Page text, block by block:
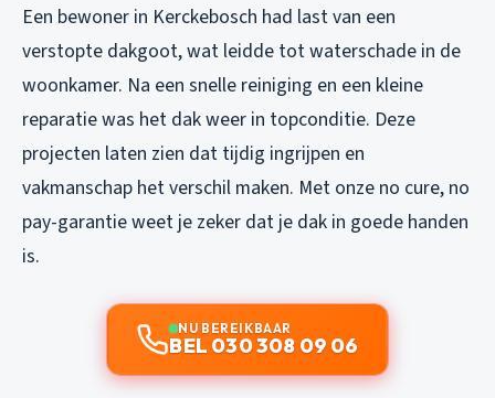
Een bewoner in Kerckebosch had last van een
verstopte dakgoot, wat leidde tot waterschade in de
woonkamer. Na een snelle reiniging en een kleine
reparatie was het dak weer in topconditie. Deze
projecten laten zien dat tijdig ingrijpen en
vakmanschap het verschil maken. Met onze no cure, no
pay-garantie weet je zeker dat je dak in goede handen
is.
NU BEREIKBAAR
BEL 030 308 09 06